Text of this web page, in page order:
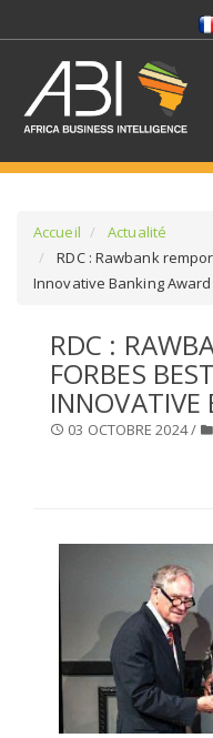
SÉLECTIONNEZ UN
SELECTIONNEZ UNE
Accueil
Actualité
RDC : Rawbank
Innovative Banking Award
RDC :
FORBES
INNOVATIVE
03 OCTOBRE 2024 /